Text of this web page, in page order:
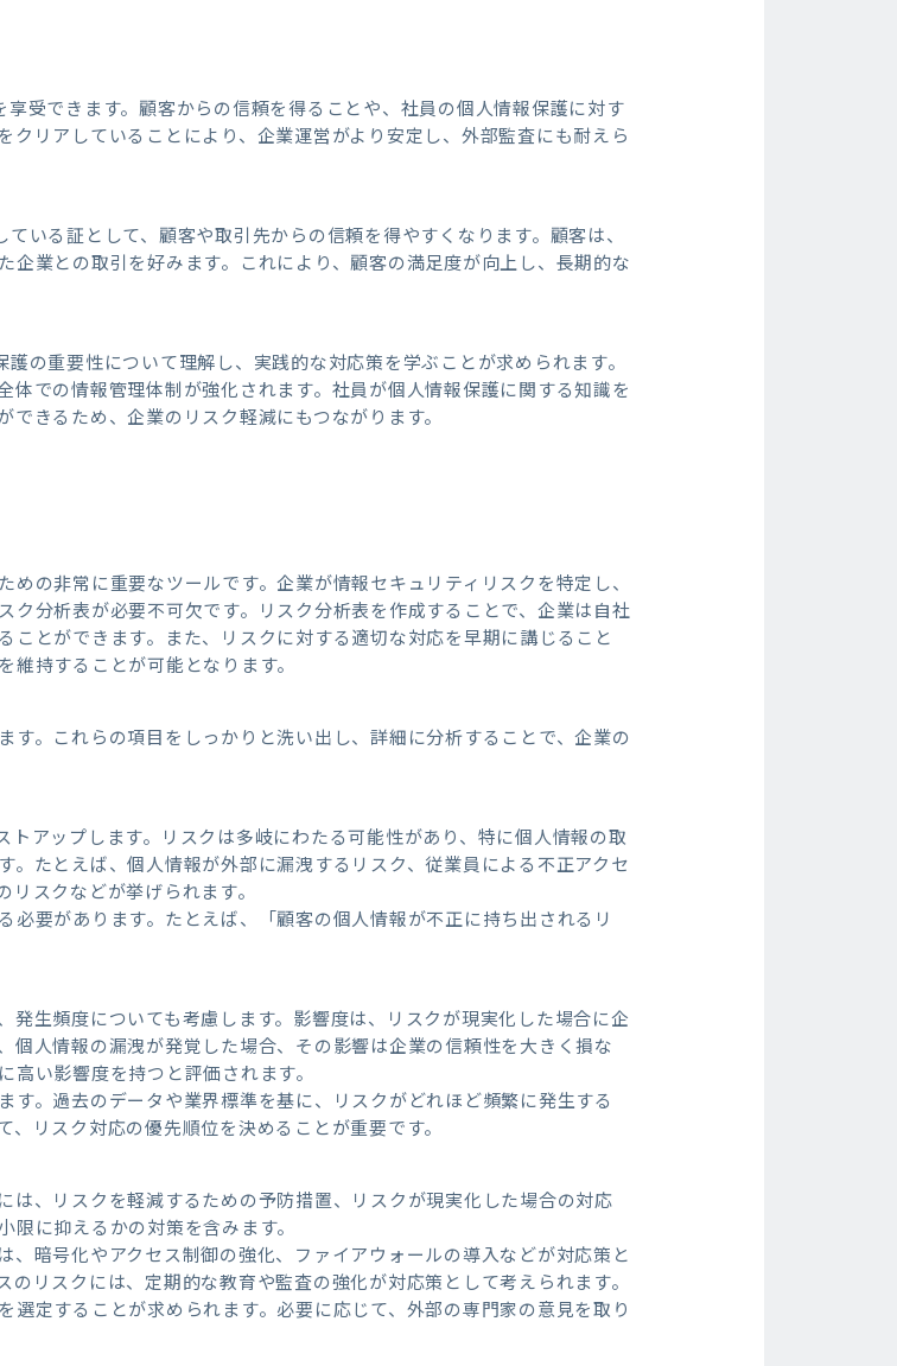
受できます。顧客からの信頼を得ることや、社員の個人情報保護に対す
リアしていることにより、企業運営がより安定し、外部監査にも耐えら
いる証として、顧客や取引先からの信頼を得やすくなります。顧客は、
企業との取引を好みます。これにより、顧客の満足度が向上し、長期的な
の重要性について理解し、実践的な対応策を学ぶことが求められます。
体での情報管理体制が強化されます。社員が個人情報保護に関する知識を
きるため、企業のリスク軽減にもつながります。
の非常に重要なツールです。企業が情報セキュリティリスクを特定し、
ク分析表が必要不可欠です。リスク分析表を作成することで、企業は自社
ことができます。また、リスクに対する適切な対応を早期に講じること
持することが可能となります。
す。これらの項目をしっかりと洗い出し、詳細に分析することで、企業の
トアップします。リスクは多岐にわたる可能性があり、特に個人情報の取
。たとえば、個人情報が外部に漏洩するリスク、従業員による不正アクセ
スクなどが挙げられます。
要があります。たとえば、「顧客の個人情報が不正に持ち出されるリ
生頻度についても考慮します。影響度は、リスクが現実化した場合に企
個人情報の漏洩が発覚した場合、その影響は企業の信頼性を大きく損な
い影響度を持つと評価されます。
。過去のデータや業界標準を基に、リスクがどれほど頻繁に発生する
リスク対応の優先順位を決めることが重要です。
は、リスクを軽減するための予防措置、リスクが現実化した場合の対応
に抑えるかの対策を含みます。
暗号化やアクセス制御の強化、ファイアウォールの導入などが対応策と
リスクには、定期的な教育や監査の強化が対応策として考えられます。
定することが求められます。必要に応じて、外部の専門家の意見を取り